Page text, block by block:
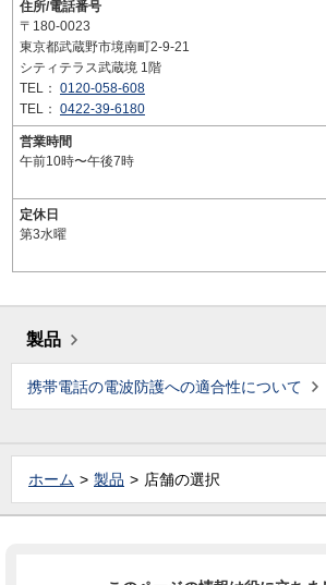
住所/電話番号
〒180-0023
東京都武蔵野市境南町2-9-21
シティテラス武蔵境 1階
TEL： 0120-058-608
TEL： 0422-39-6180
営業時間
午前10時〜午後7時
定休日
第3水曜
製品
携帯電話の電波防護への適合性について
ホーム 製品 店舗の選択